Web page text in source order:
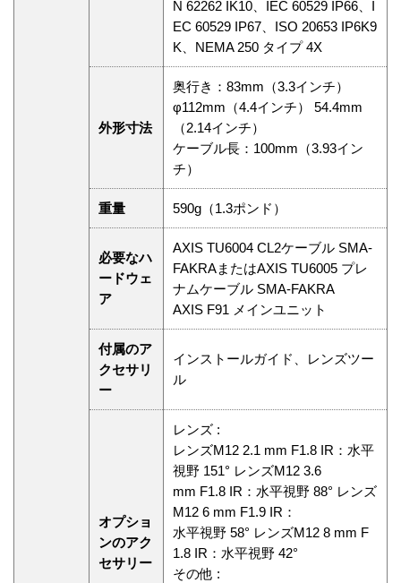
N 62262 IK10、IEC 60529 IP66、I
EC 60529 IP67、ISO 20653 IP6K9
K、NEMA 250 タイプ 4X
外形寸法
奥行き：83mm（3.3インチ）
φ112mm（4.4インチ） 54.4mm
（2.14インチ）
ケーブル長：100mm（3.93イン
チ）
重量 590g（1.3ポンド）
必要なハ
ードウェ
ア
AXIS TU6004 CL2ケーブル SMA-
FAKRAまたはAXIS TU6005 プレ
ナムケーブル SMA-FAKRA
AXIS F91 メインユニット
付属のア
クセサリ
ー
インストールガイド、レンズツー
ル
オプショ
ンのアク
セサリー
レンズ :
レンズM12 2.1 mm F1.8 IR：水平
視野 151° レンズM12 3.6
mm F1.8 IR：水平視野 88° レンズ
M12 6 mm F1.9 IR：
水平視野 58° レンズM12 8 mm F
1.8 IR：水平視野 42°
その他 :